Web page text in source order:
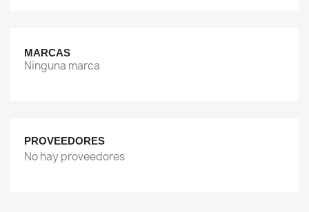
MARCAS
Ninguna marca
PROVEEDORES
No hay proveedores